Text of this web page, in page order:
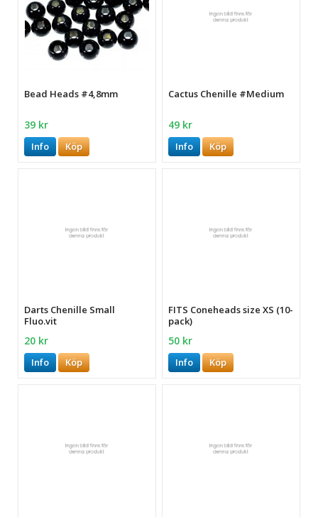
Bead Heads #4,8mm
39 kr
Info Köp
Cactus Chenille #Medium
49 kr
Info Köp
Darts Chenille Small
Fluo.vit
20 kr
Info Köp
FITS Coneheads size XS (10-
pack)
50 kr
Info Köp